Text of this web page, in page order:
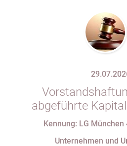
abgeführte
Kennung: LG München
Unternehmen und